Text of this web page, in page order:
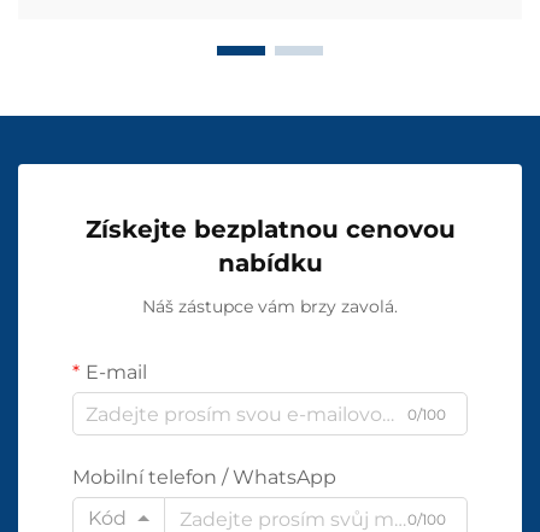
Získejte bezplatnou cenovou
nabídku
Náš zástupce vám brzy zavolá.
E-mail
0/100
Mobilní telefon / WhatsApp
Kód
0/100